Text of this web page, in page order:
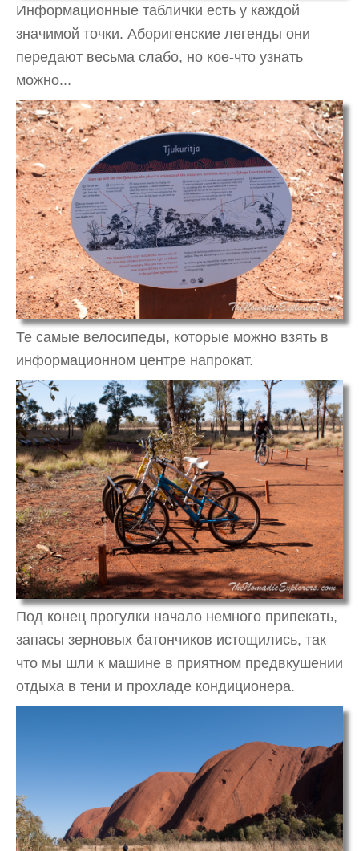
Информационные таблички есть у каждой
значимой точки. Аборигенские легенды они
передают весьма слабо, но кое-что узнать
можно...
Те самые велосипеды, которые можно взять в
информационном центре напрокат.
Под конец прогулки начало немного припекать,
запасы зерновых батончиков истощились, так
что мы шли к машине в приятном предвкушении
отдыха в тени и прохладе кондиционера.